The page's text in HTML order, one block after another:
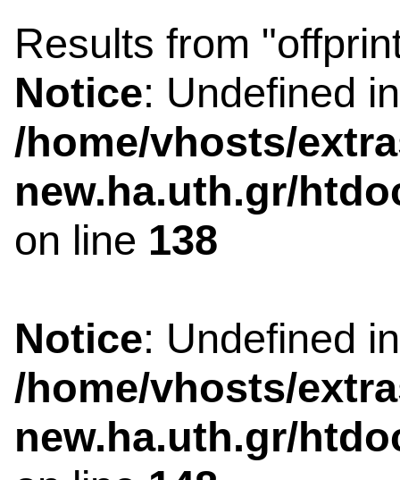
Results from
Notice: Undefined
/home/vhosts/
new.ha.uth.gr/
on line 138
Notice: Undefined
/home/vhosts/
new.ha.uth.gr/